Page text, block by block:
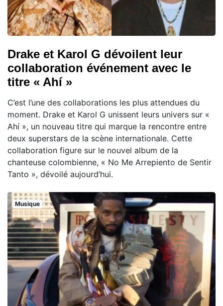
Drake et Karol G dévoilent leur
collaboration événement avec le
titre « Ahí »
C’est l’une des collaborations les plus attendues du
moment. Drake et Karol G unissent leurs univers sur «
Ahí », un nouveau titre qui marque la rencontre entre
deux superstars de la scène internationale. Cette
collaboration figure sur le nouvel album de la
chanteuse colombienne, « No Me Arrepiento de Sentir
Tanto », dévoilé aujourd’hui.
Musique